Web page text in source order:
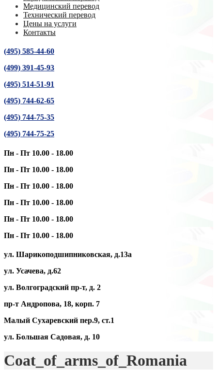
Медицинский перевод
Технический перевод
Цены на услуги
Контакты
(495) 585-44-60
(499) 391-45-93
(495) 514-51-91
(495) 744-62-65
(495) 744-75-35
(495) 744-75-25
Пн - Пт 10.00 - 18.00
Пн - Пт 10.00 - 18.00
Пн - Пт 10.00 - 18.00
Пн - Пт 10.00 - 18.00
Пн - Пт 10.00 - 18.00
Пн - Пт 10.00 - 18.00
ул. Шарикоподшипниковская, д.13а
ул. Усачева, д.62
ул. Волгоградский пр-т, д. 2
пр-т Андропова, 18, корп. 7
Малый Сухаревский пер.9, ст.1
ул. Большая Садовая, д. 10
Coat_of_arms_of_Romania